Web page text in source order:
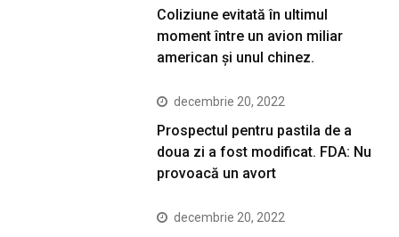
Coliziune evitată în ultimul
moment între un avion miliar
american şi unul chinez.
decembrie 20, 2022
Prospectul pentru pastila de a
doua zi a fost modificat. FDA: Nu
provoacă un avort
decembrie 20, 2022